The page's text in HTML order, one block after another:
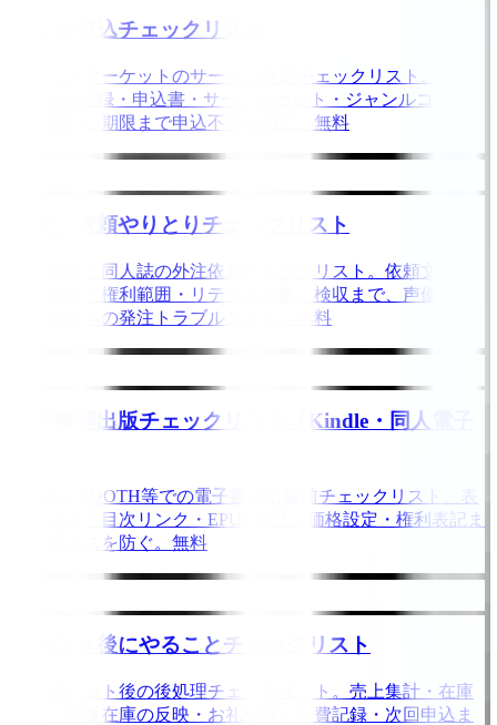
コミケ申込チェックリスト
コミックマーケットのサークル申込チェックリスト。
Circle.ms登録・申込書・サークルカット・ジャンルコー
ド・支払い期限まで申込不備を防ぐ。無料
外注・依頼やりとりチェックリスト
同人音声・同人誌の外注依頼チェックリスト。依頼文・納
期・報酬・権利範囲・リテイク回数・検収まで、声優・絵
師・編集への発注トラブルを防ぐ。無料
電子書籍出版チェックリスト【Kindle・同人電子
Kindle・BOOTH等での電子書籍出版前チェックリスト。表
紙サイズ・目次リンク・EPUB検証・価格設定・権利表記ま
で公開ミスを防ぐ。無料
イベント後にやることチェックリスト
同人イベント後の後処理チェックリスト。売上集計・在庫
確認・通販在庫の反映・お礼投稿・経費記録・次回申込ま